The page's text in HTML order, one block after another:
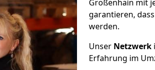
Großenhain mit
garantieren,
werden.
Unser Netzwerk
Erfahrung im